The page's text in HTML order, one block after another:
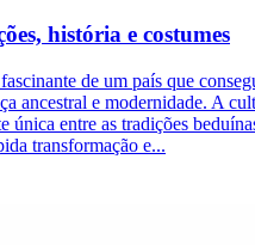
história e costumes
de um país que
ancestral e modernidade. A
única entre as tradições
transformação e...